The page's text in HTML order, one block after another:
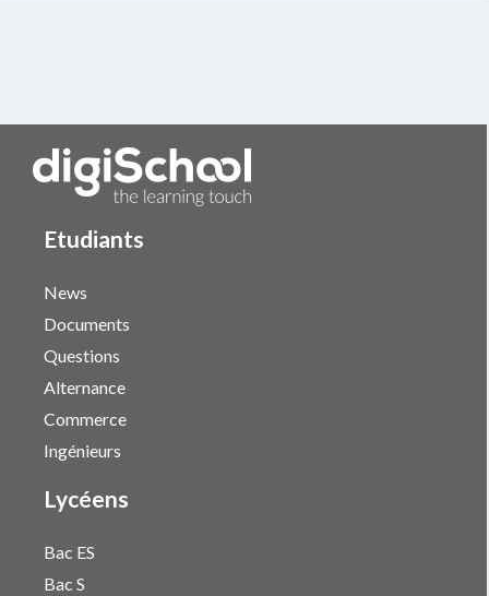
Etudiants
News
Documents
Questions
Alternance
Commerce
Ingénieurs
Lycéens
Bac ES
Bac S